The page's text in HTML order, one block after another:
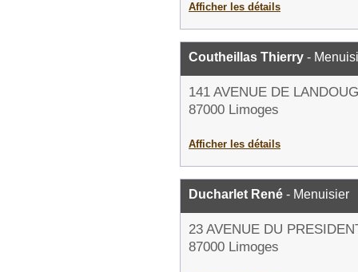
Afficher les détails
Coutheillas Thierry -
141 AVENUE DE
87000 Limoges
Afficher les détails
Ducharlet René - Menuisier
23 AVENUE DU
87000 Limoges